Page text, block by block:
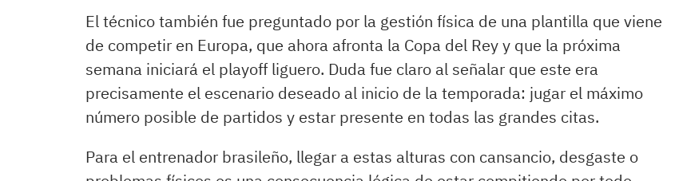
El técnico también fue preguntado por la gestión física de una plantilla que viene
de competir en Europa, que ahora afronta la Copa del Rey y que la próxima
semana iniciará el playoff liguero. Duda fue claro al señalar que este era
precisamente el escenario deseado al inicio de la temporada: jugar el máximo
número posible de partidos y estar presente en todas las grandes citas.
Para el entrenador brasileño, llegar a estas alturas con cansancio, desgaste o
finalmente los de la
Liga Prime Futsal
(del 7º al 16º), que
entrarán en las tres
últimas rondas.